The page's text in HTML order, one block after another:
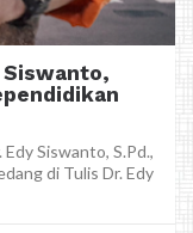
Siswanto,
Siswanto, S.Pd.,
di Tulis Dr. Edy